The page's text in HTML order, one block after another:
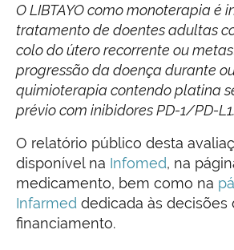
O LIBTAYO como monoterapia é
tratamento de doentes adultas
colo do útero recorrente ou
progressão da doença durante
quimioterapia contendo platina
prévio com inibidores PD-1/PD-L1.
O relatório público desta
disponível na Infomed, na
medicamento, bem como na
Infarmed dedicada às decisões
financiamento.